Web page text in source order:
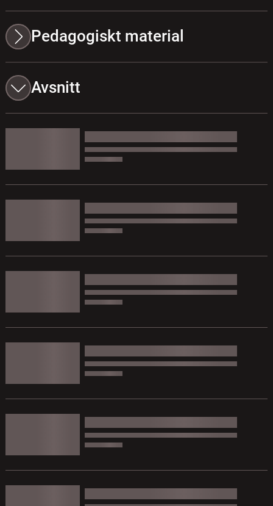
Pedagogiskt material
Avsnitt